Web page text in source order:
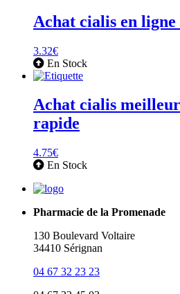
Achat cialis en
3.32€
En Stock
Achat cialis
rapide
4.75€
En Stock
Pharmacie de la Promenade
130 Boulevard Voltaire
34410 Sérignan
04 67 32 23 23